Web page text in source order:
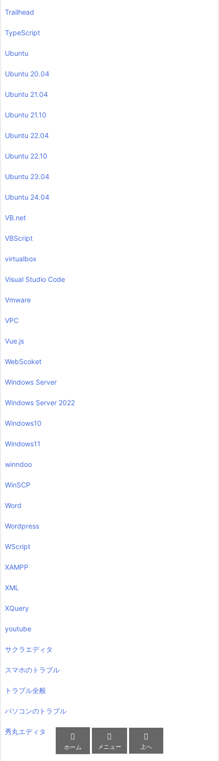
Trailhead
TypeScript
Ubuntu
Ubuntu 20.04
Ubuntu 21.04
Ubuntu 21.10
Ubuntu 22.04
Ubuntu 22.10
Ubuntu 23.04
Ubuntu 24.04
VB.net
VBScript
virtualbox
Visual Studio Code
Vmware
VPC
Vue.js
WebScoket
Windows Server
Windows Server 2022
Windows10
Windows11
winndoo
WinSCP
Word
Wordpress
WScript
XAMPP
XML
XQuery
youtube
サクラエディタ
スマホのトラブル
トラブル全般
パソコンのトラブル
秀丸エディタ

ホーム

メニュー

上へ